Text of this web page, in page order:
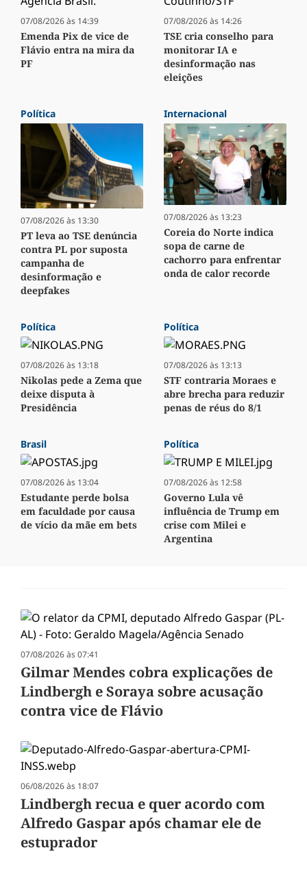
07/08/2026 às 14:39
Emenda Pix de vice de
Flávio entra na mira da
PF
07/08/2026 às 14:26
TSE cria conselho para
monitorar IA e
desinformação nas
eleições
Política
07/08/2026 às 13:30
PT leva ao TSE denúncia
contra PL por suposta
campanha de
desinformação e
deepfakes
Internacional
07/08/2026 às 13:23
Coreia do Norte indica
sopa de carne de
cachorro para enfrentar
onda de calor recorde
Política
07/08/2026 às 13:18
Nikolas pede a Zema que
deixe disputa à
Presidência
Política
07/08/2026 às 13:13
STF contraria Moraes e
abre brecha para reduzir
penas de réus do 8/1
Brasil
07/08/2026 às 13:04
Estudante perde bolsa
em faculdade por causa
de vício da mãe em bets
Política
07/08/2026 às 12:58
Governo Lula vê
influência de Trump em
crise com Milei e
Argentina
07/08/2026 às 07:41
Gilmar Mendes cobra explicações de
Lindbergh e Soraya sobre acusação
contra vice de Flávio
06/08/2026 às 18:07
Lindbergh recua e quer acordo com
Alfredo Gaspar após chamar ele de
estuprador